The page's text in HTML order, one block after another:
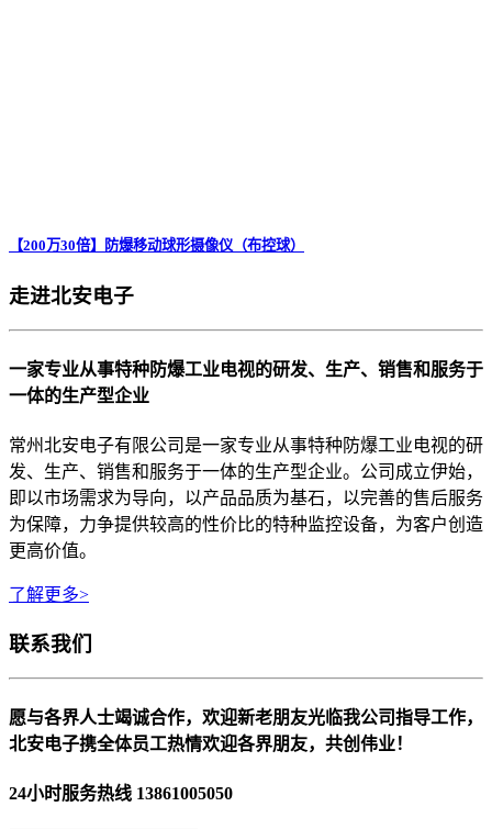
【200万30倍】防爆移动球形摄像仪（布控球）
走进北安电子
一家专业从事特种防爆工业电视的研发、生产、销售和服务于
一体的生产型企业
常州北安电子有限公司是一家专业从事特种防爆工业电视的研
发、生产、销售和服务于一体的生产型企业。公司成立伊始，
即以市场需求为导向，以产品品质为基石，以完善的售后服务
为保障，力争提供较高的性价比的特种监控设备，为客户创造
更高价值。
了解更多>
联系我们
愿与各界人士竭诚合作，欢迎新老朋友光临我公司指导工作，
北安电子携全体员工热情欢迎各界朋友，共创伟业！
24小时服务热线 13861005050